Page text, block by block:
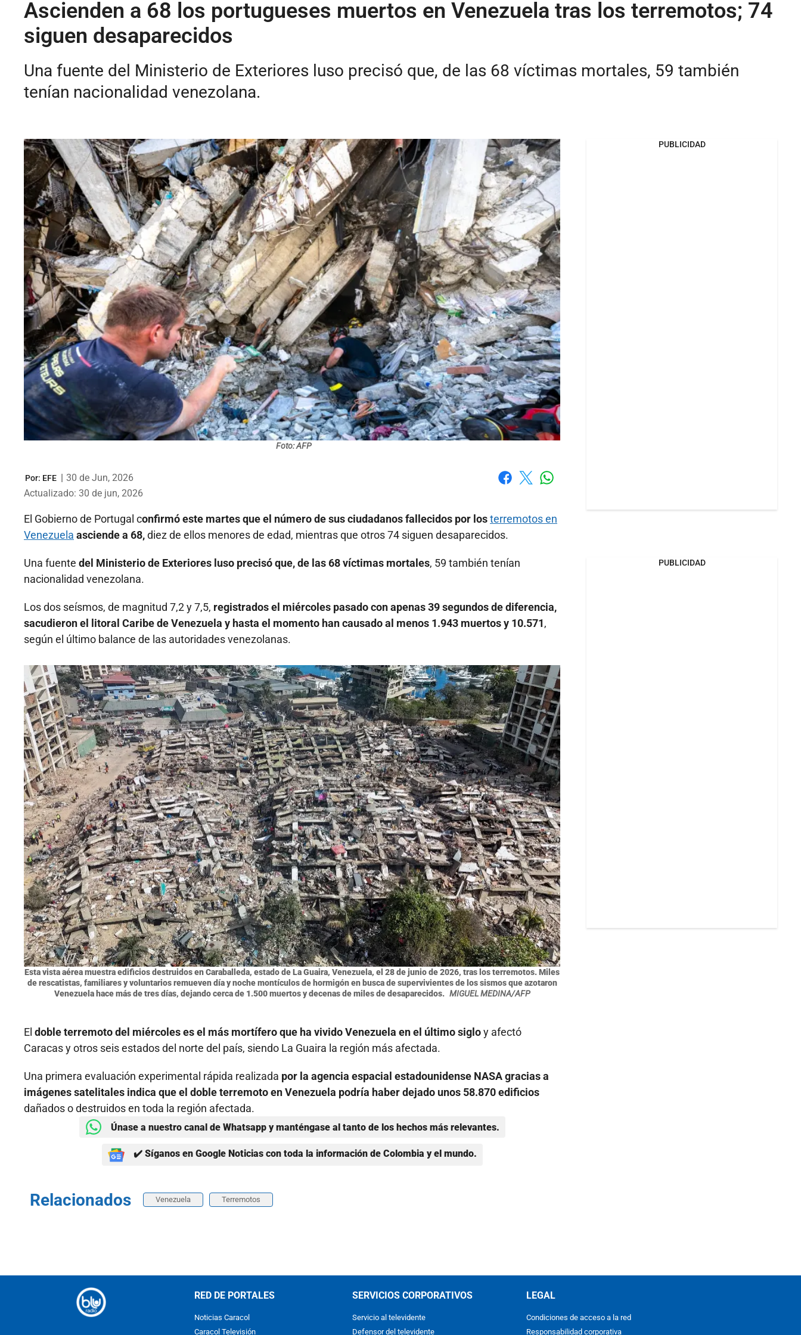
Ascienden a 68 los portugueses muertos en Venezuela tras los terremotos; 74
siguen desaparecidos
Una fuente del Ministerio de Exteriores luso precisó que, de las 68 víctimas mortales, 59 también
tenían nacionalidad venezolana.
Foto: AFP
Por: EFE | 30 de Jun, 2026
Actualizado: 30 de jun, 2026
El Gobierno de Portugal confirmó este martes que el número de sus ciudadanos fallecidos por losterremotos en
Venezuela asciende a 68,diez de ellos menores de edad, mientras que otros 74 siguen desaparecidos.
Una fuente del Ministerio de Exteriores luso precisó que, de las 68 víctimas mortales, 59 también tenían
nacionalidad venezolana.
Los dos seísmos, de magnitud 7,2 y 7,5, registrados el miércoles pasado con apenas 39 segundos de diferencia,
sacudieron el litoral Caribe de Venezuela y hasta el momento han causado al menos 1.943 muertos y 10.571,
según el último balance de las autoridades venezolanas.
Esta vista aérea muestra edificios destruidos en Caraballeda, estado de La Guaira, Venezuela, el 28 de junio de 2026, tras los terremotos. Miles
de rescatistas, familiares y voluntarios remueven día y noche montículos de hormigón en busca de supervivientes de los sismos que azotaron
Venezuela hace más de tres días, dejando cerca de 1.500 muertos y decenas de miles de desaparecidos. MIGUEL MEDINA/AFP
El doble terremoto del miércoles es el más mortífero que ha vivido Venezuela en el último sigloy afectó
Caracas y otros seis estados del norte del país, siendo La Guaira la región más afectada.
Una primera evaluación experimental rápida realizada por la agencia espacial estadounidense NASA gracias a
imágenes satelitales indica que el doble terremoto en Venezuela podría haber dejado unos 58.870 edificios
dañados o destruidos en toda la región afectada.
Únase a nuestro canal de Whatsapp y manténgase al tanto de los hechos más relevantes.
✔️ Síganos en Google Noticias con toda la información de Colombia y el mundo.
Relacionados Venezuela Terremotos
PUBLICIDAD
PUBLICIDAD
RED DE PORTALES
Noticias Caracol
Caracol Televisión
SERVICIOS CORPORATIVOS
Servicio al televidente
Defensor del televidente
LEGAL
Condiciones de acceso a la red
Responsabilidad corporativa